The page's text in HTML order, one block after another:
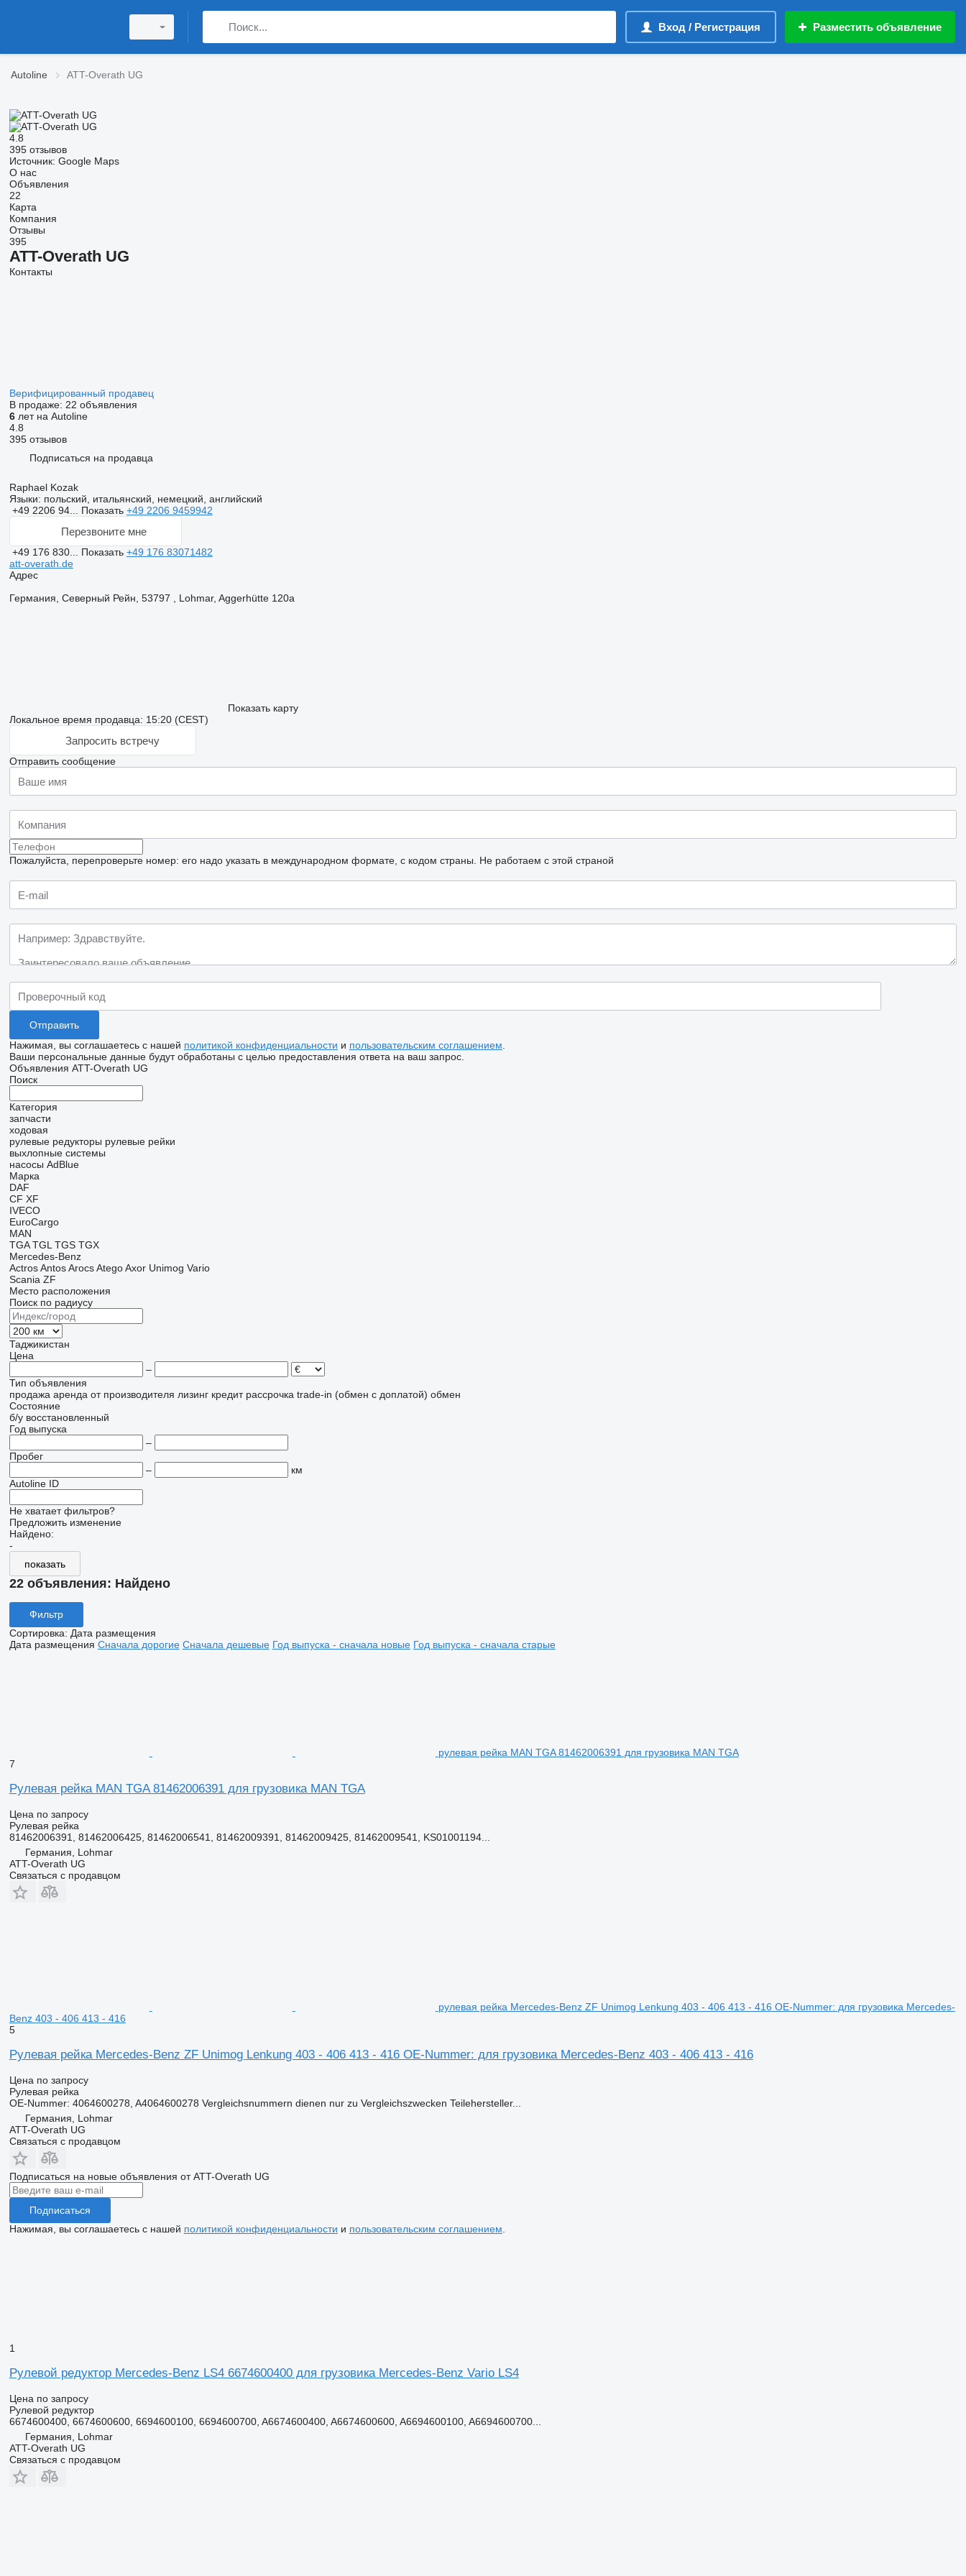
Вход / Регистрация Разместить объявление
Autoline ATT-Overath UG
4.8
395 отзывов
Источник: Google Maps
О нас
Объявления
22
Карта
Компания
Отзывы
395
ATT-Overath UG
Контакты
Верифицированный продавец
В продаже: 22 объявления
6лет на Autoline
4.8
395 отзывов
Подписаться на продавца
Raphael Kozak
Языки: польский, итальянский, немецкий, английский
+49 2206 94... Показать +49 2206 9459942
Перезвоните мне
+49 176 830... Показать +49 176 83071482
att-overath.de
Адрес
Германия, Северный Рейн, 53797 , Lohmar, Aggerhütte 120a
Показать карту
Локальное время продавца: 15:20 (CEST)
Запросить встречу
Отправить сообщение
Пожалуйста, перепроверьте номер: его надо указать в международном формате, с кодом страны. Не работаем с этой страной
Нажимая, вы соглашаетесь с нашей политикой конфиденциальности и пользовательским соглашением
Ваши персональные данные будут обработаны с целью предоставления ответа на ваш запрос.
Объявления ATT-Overath UG
Поиск
Категория
запчасти
ходовая
рулевые редукторы рулевые рейки
выхлопные системы
насосы AdBlue
Марка
DAF
CF XF
IVECO
EuroCargo
MAN
TGA TGL TGS TGX
Mercedes-Benz
Actros Antos Arocs Atego Axor Unimog Vario
Scania ZF
Место расположения
Поиск по радиусу
Таджикистан
Цена
–
Тип объявления
продажа аренда от производителя лизинг кредит рассрочка trade-in (обмен с доплатой) обмен
Состояние
б/у восстановленный
Год выпуска
–
Пробег
–
км
Autoline ID
Не хватает фильтров?
Предложить изменение
Найдено:
-
показать
22 объявления: Найдено
Фильтр
Сортировка: Дата размещения
Дата размещения Сначала дорогие Сначала дешевые Год выпуска - сначала новые Год выпуска - сначала старые
рулевая рейка MAN TGA 81462006391 для грузовика MAN TGA
7
Рулевая рейка MAN TGA 81462006391 для грузовика MAN TGA
Цена по запросу
Рулевая рейка
81462006391, 81462006425, 81462006541, 81462009391, 81462009425, 81462009541, KS01001194...
Германия, Lohmar
ATT-Overath UG
Связаться с продавцом
рулевая рейка Mercedes-Benz ZF Unimog Lenkung 403 - 406 413 - 416 OE-Nummer: для грузовика Mercedes-
Benz 403 - 406 413 - 416
5
Рулевая рейка Mercedes-Benz ZF Unimog Lenkung 403 - 406 413 - 416 OE-Nummer: для грузовика Mercedes-Benz 403 - 406 413 - 416
Цена по запросу
Рулевая рейка
OE-Nummer: 4064600278, A4064600278 Vergleichsnummern dienen nur zu Vergleichszwecken Teilehersteller...
Германия, Lohmar
ATT-Overath UG
Связаться с продавцом
Подписаться на новые объявления от ATT-Overath UG
Подписаться
Нажимая, вы соглашаетесь с нашей политикой конфиденциальности и пользовательским соглашением
1
Рулевой редуктор Mercedes-Benz LS4 6674600400 для грузовика Mercedes-Benz Vario LS4
Цена по запросу
Рулевой редуктор
6674600400, 6674600600, 6694600100, 6694600700, A6674600400, A6674600600, A6694600100, A6694600700...
Германия, Lohmar
ATT-Overath UG
Связаться с продавцом